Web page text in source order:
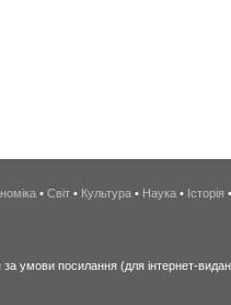
• Світ • Культура • Наука • Історія •
за умови посилання (для інтернет-